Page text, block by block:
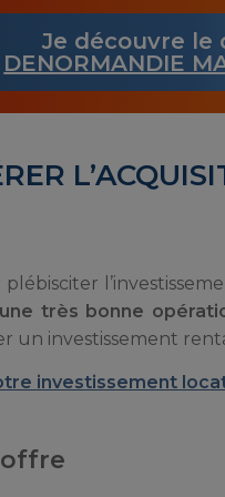
Je découvre le
DENORMANDIE
très bonne
un investissement
investissement